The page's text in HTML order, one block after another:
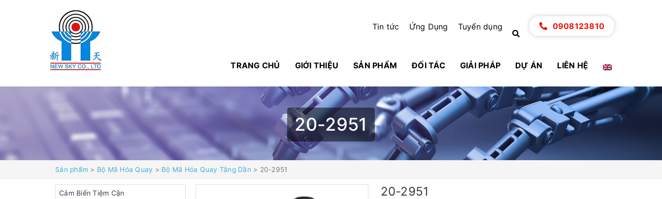
0908123810
Tin tức Ứng Dụng Tuyển dụng
TRANG CHỦ GIỚI THIỆU SẢN PHẨM ĐỐI TÁC GIẢI PHÁP DỰ ÁN LIÊN HỆ
20-2951
Sản phẩm > Bộ Mã Hóa Quay > Bộ Mã Hóa Quay Tăng Dần > 20-2951
Cảm Biến Tiệm Cận 20-2951